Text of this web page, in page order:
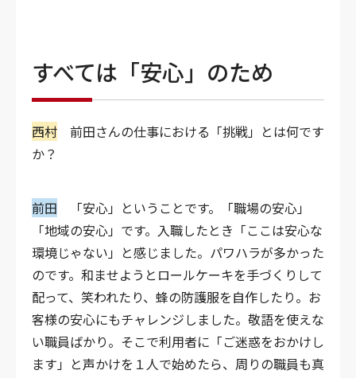
すべては「安心」のため
西村 前田さんの仕事における「挑戦」とは何です
か？
前田 「安心」ということです。「職場の安心」
「地域の安心」です。入職したとき「ここは安心な
環境じゃない」と感じました。パワハラが多かった
のです。和ませようとロールケーキを手づくりして
配って、笑われたり、蜂の防護服を自作したり。お
客様の安心にもチャレンジしました。敬語を使えな
い職員ばかり。そこで利用者に「ご迷惑をおかけし
ます」と声かけを１人で始めたら、周りの職員も真